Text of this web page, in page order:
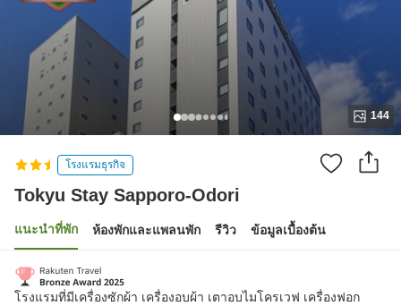
144
โรงแรมธุรกิจ
Tokyu Stay Sapporo-Odori
แนะนำที่พัก ห้องพักและแพลนพัก รีวิว ข้อมูลเบื้องต้น
โรงแรมที่มีเครื่องซักผ้า เครื่องอบผ้า เตาอบไมโครเวฟ เครื่องฟอก